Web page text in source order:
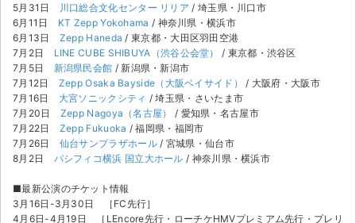
サイト情報
チケットジャム運営会社
チケットジャム利用規約
プライバシーポリシー
5月31日
川口総合文化センター リリア / 埼玉県・川口市
6月11日 KT Zepp Yokohama / 神奈川県・横浜市
6月13日 Zepp Haneda / 東京都・大田区羽田空港
7月2日 LINE CUBE SHIBUYA（渋谷公会堂）
/ 東京都・渋谷区
7月5日 新潟県民会館 / 新潟県・新潟市
7月12日 Zepp Osaka Bayside（大阪ベイサイド）
/ 大阪府・大阪市
7月16日 大宮ソニックシティ / 埼玉県・さいたま市
7月20日 Zepp Nagoya（名古屋）
/ 愛知県・名古屋市
7月22日 Zepp Fukuoka / 福岡県・福岡市
7月26日 仙台サンプラザホール/ 宮城県・仙台市
8月2日 パシフィコ横浜 国立大ホール / 神奈川県・横浜市
■最新公演のチケット情報
3月16日-3月30日 ［FC先行］
4月6日-4月19日 ［LEncore先行・ローチケHMVプレミアム先行・プレリ